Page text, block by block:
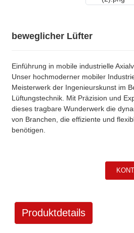
beweglicher Lüfter
Einführung in mobile industrielle
Unser hochmoderner mobiler
Meisterwerk der Ingenieurskunst im
Lüftungstechnik. Mit Präzision und
dieses tragbare Wunderwerk die
von Branchen, die effiziente und
benötigen.
Produktdetails